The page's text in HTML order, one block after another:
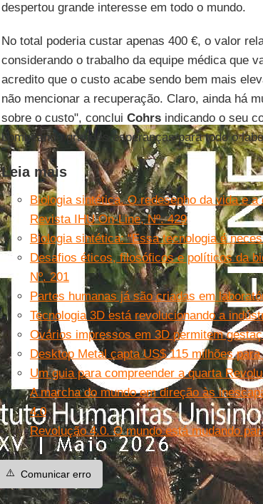
despertou grande interesse em todo o mundo.
No total poderia custar apenas 400 €, o valor
considerando o trabalho da equipe médica que
acredito que o custo acabe sendo bem mais
não mencionar a recuperação. Claro, ainda há
sobre o custo", conclui Cohrsindicando o seu
bombeando grandes esperanças para todo o
Leia mais
Biologia sintética. O redesenho da vida e
Revista IHU On-Line, Nº. 429
Biologia sintética: “Essa tecnologia é
Desafios éticos, filosóficos e políticos da
Nº. 201
Partes humanas já são criadas em
Tecnologia 3D está revolucionando a
Ovários impressos em 3D permitem
Desktop Metal capta US$ 115 milhões
Um guia para compreender a quarta
A marcha do mundo em direção às
4.0
Revolução 4.0. O mundo está mudando
⚠️ Comunicar erro